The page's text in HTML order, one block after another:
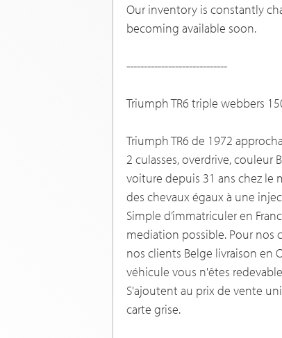
Our inventory is constantly
becoming available soon.
-----------------------------
Triumph TR6 triple webbers
Triumph TR6 de 1972
2 culasses, overdrive, couleur
voiture depuis 31 ans chez le
des chevaux égaux à une
Simple d’immatriculer en
mediation possible. Pour nos
nos clients Belge livraison en
véhicule vous n'êtes
S'ajoutent au prix de vente
carte grise.